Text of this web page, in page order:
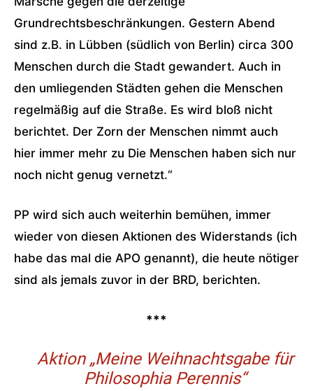
Grundrechtsbeschränkungen. Gestern Abend
sind z.B. in Lübben (südlich von Berlin) circa 300
Menschen durch die Stadt gewandert. Auch in
den umliegenden Städten gehen die Menschen
regelmäßig auf die Straße. Es wird bloß nicht
berichtet. Der Zorn der Menschen nimmt auch
hier immer mehr zu Die Menschen haben sich nur
noch nicht genug vernetzt.“
PP wird sich auch weiterhin bemühen, immer
wieder von diesen Aktionen des Widerstands (ich
habe das mal die APO genannt), die heute nötiger
sind als jemals zuvor in der BRD, berichten.
***
Aktion „Meine Weihnachtsgabe für
Philosophia Perennis“